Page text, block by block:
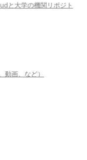
と大学の機関リポジト
画、など）